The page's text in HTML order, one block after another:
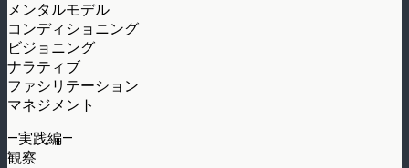
メンタルモデル
コンディショニング
ビジョニング
ナラティブ
ファシリテーション
マネジメント
—実践編—
観察